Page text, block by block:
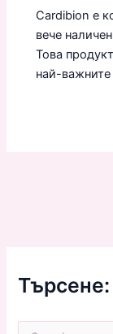
Cardibion е
вече
Това
най-
Търсене: